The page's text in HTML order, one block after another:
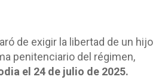
de exigir la libertad de un hijo
penitenciario del régimen,
el 24 de julio de 2025.